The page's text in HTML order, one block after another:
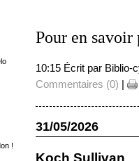
!
Pour en
10:15 Écrit par Biblio-
Commentaires (0) |
31/05/2026
Koch Sullivan